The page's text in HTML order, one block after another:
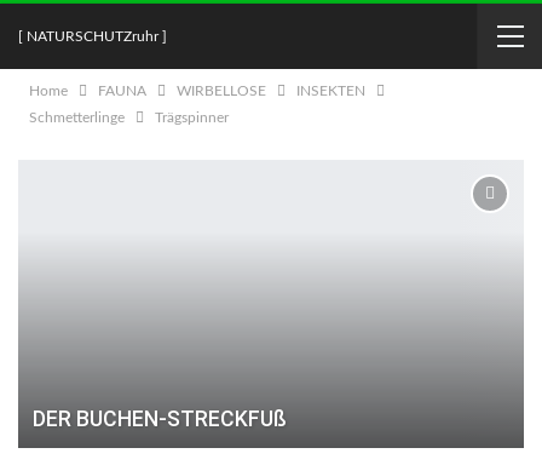
[ NATURSCHUTZruhr ]
Home FAUNA WIRBELLOSE
INSEKTEN
Schmetterlinge
Trägspinner
DER BUCHEN-STRECKFUß